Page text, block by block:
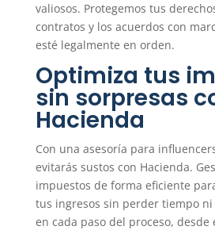
valiosos. Protegemos tus
contratos y los acuerdos con
esté legalmente en orden.
Optimiza tus
sin sorpresas
Hacienda
Con una asesoría para
evitarás sustos con Hacienda.
impuestos de forma eficiente
tus ingresos sin perder tiempo
en cada paso del proceso, desde